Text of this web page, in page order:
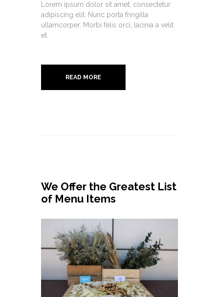
Lorem ipsum dolor sit amet, consectetur
adipiscing elit. Nunc porta fringilla
ullamcorper. Morbi felis orci, lacinia a velit
et.
READ MORE
We Offer the Greatest List
of Menu Items